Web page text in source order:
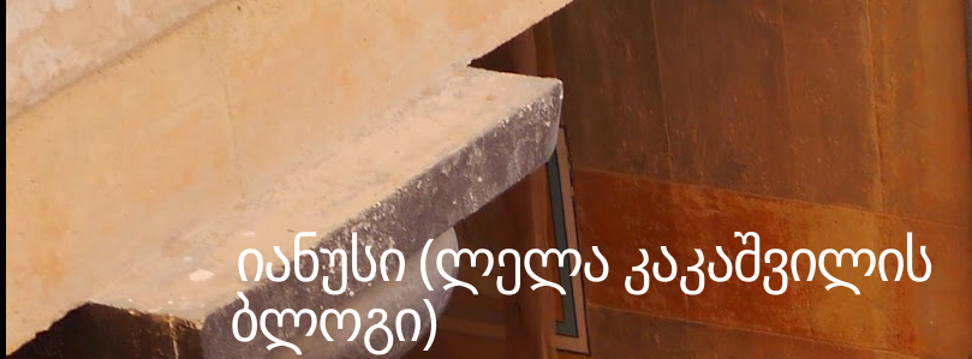
იანუსი (ლელა კაკაშვილის
ბლოგი)